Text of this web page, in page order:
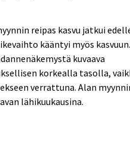
reipas kasvu jatkui
kääntyi myös kasvuun.
kuvaava
korkealla tasolla,
verrattuna. Alan
lähikuukausina.